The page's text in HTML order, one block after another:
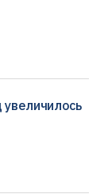
увеличилось